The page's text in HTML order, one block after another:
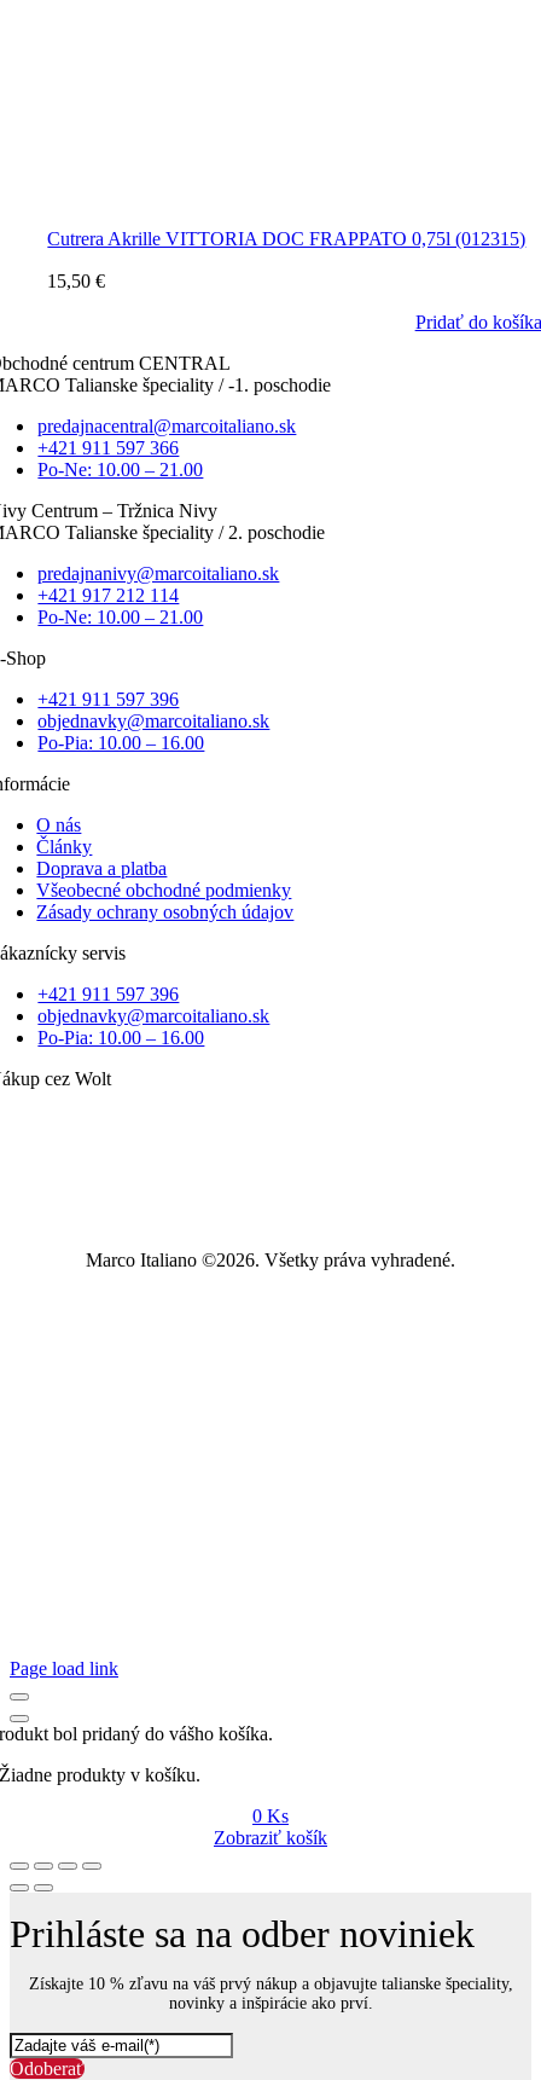
Cutrera Akrille VITTORIA DOC FRAPPATO 0,75l (012315)
15,50€
Pridať do košíka
centrum CENTRAL
Talianske špeciality / -1. poschodie
predajnacentral@marcoitaliano.sk
+421 911 597 366
Po-Ne: 10.00 – 21.00
Centrum – Tržnica Nivy
Talianske špeciality / 2. poschodie
predajnanivy@marcoitaliano.sk
+421 917 212 114
Po-Ne: 10.00 – 21.00
Shop
+421 911 597 396
objednavky@marcoitaliano.sk
Po-Pia: 10.00 – 16.00
O nás
Články
Doprava a platba
Všeobecné obchodné podmienky
Zásady ochrany osobných údajov
servis
+421 911 597 396
objednavky@marcoitaliano.sk
Po-Pia: 10.00 – 16.00
cez Wolt
Marco Italiano ©2026. Všetky práva vyhradené.
Page load link
bol pridaný do vášho košíka.
Žiadne produkty v košíku.
0 Ks
Zobraziť košík
Prihláste sa na odber noviniek
Získajte 10 % zľavu na váš prvý nákup a objavujte talianske špeciality,
novinky a inšpirácie ako prví.
Odoberať